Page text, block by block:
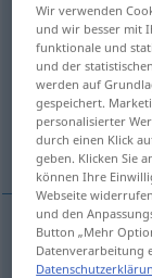
torrar [tɔˈrrar]v/t
Übersicht
(Für mehr Details
rösten,
rösten torrar
Wir verwenden
und wir besser mit
funktionale und
und der
werden auf
gespeichert.
personalisierter
durch einen Klick
geben. Klicken Sie
können Ihre
Webseite
und den
Button „Mehr
Datenverarbeitung